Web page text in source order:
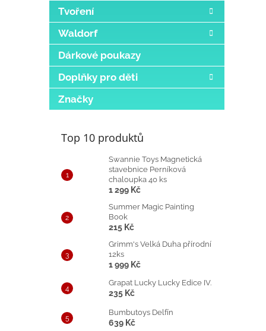
Tvoření
Waldorf
Dárkové poukazy
Doplňky pro děti
Značky
Top 10 produktů
Swannie Toys Magnetická
stavebnice Perníková
chaloupka 40 ks
1 299 Kč
Summer Magic Painting
Book
215 Kč
Grimm's Velká Duha přírodní
12ks
1 999 Kč
Grapat Lucky Lucky Edice IV.
235 Kč
Bumbutoys Delfín
639 Kč